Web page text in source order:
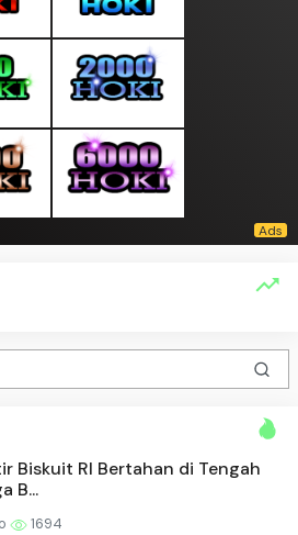
Biskuit RI Bertahan di Tengah
B...
1694